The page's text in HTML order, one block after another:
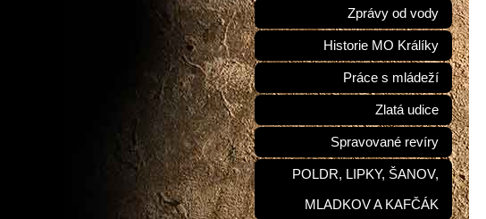
Zprávy od vody
Historie MO Králíky
Práce s mládeží
Zlatá udice
Spravované revíry
POLDR, LIPKY, ŠANOV,
MLADKOV A KAFČÁK